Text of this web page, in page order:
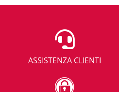
ASSISTENZA CLIENTI